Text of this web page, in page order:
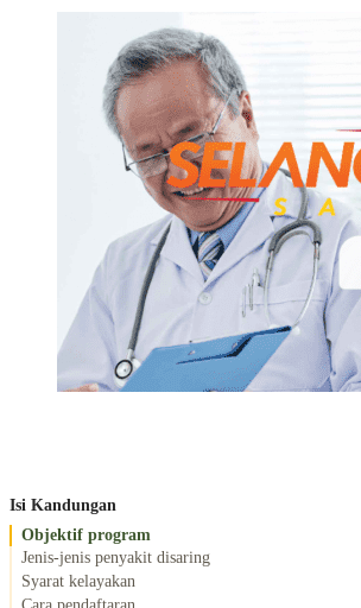
Isi Kandungan
Objektif program
Jenis-jenis penyakit disaring
Syarat kelayakan